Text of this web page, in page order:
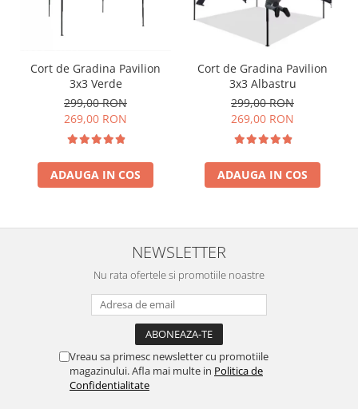
Cort de Gradina Pavilion
3x3 Verde
299,00 RON
269,00 RON
ADAUGA IN COS
Cort de Gradina Pavilion
3x3 Albastru
299,00 RON
269,00 RON
ADAUGA IN COS
NEWSLETTER
Nu rata ofertele si promotiile noastre
Vreau sa primesc newsletter cu promotiile
magazinului. Afla mai multe in Politica de
Confidentialitate